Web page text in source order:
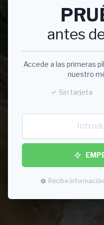
antes
Accede a las primeras
nuestro
Sin tarjeta
Recibe